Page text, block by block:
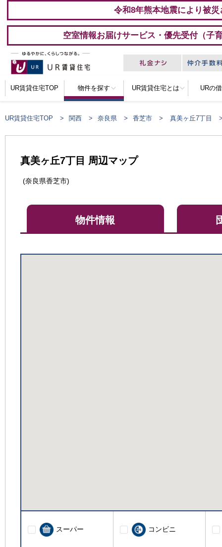
令和8年熊本地震により被
空室情報お届けサービス・優先受付（子
UR賃貸住宅TOP 物件を探す UR賃貸住宅とは URの
UR賃貸住宅TOP 関西 奈良県 香芝市 真美ヶ丘7丁目
真美ヶ丘7丁目 周辺マップ
(奈良県香芝市)
物件情報
スーパー コンビニ